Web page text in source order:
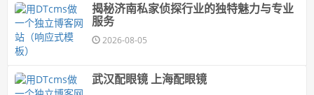
揭秘济南私家侦探行业的独特魅力与专业
服务
2026-08-05
武汉配眼镜 上海配眼镜